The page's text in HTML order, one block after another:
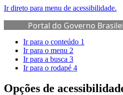
Ir direto para menu de acessibilidade.
Portal do Governo
Ir para o conteúdo 1
Ir para o menu 2
Ir para a busca 3
Ir para o rodapé 4
Opções de